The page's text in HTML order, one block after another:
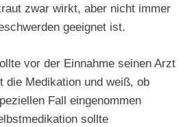
zwar wirkt, aber nicht immer
geeignet ist.
vor der Einnahme seinen Arzt
die Medikation und weiß, ob
Fall eingenommen
sollte